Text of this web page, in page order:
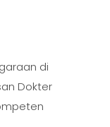
di
Dokter